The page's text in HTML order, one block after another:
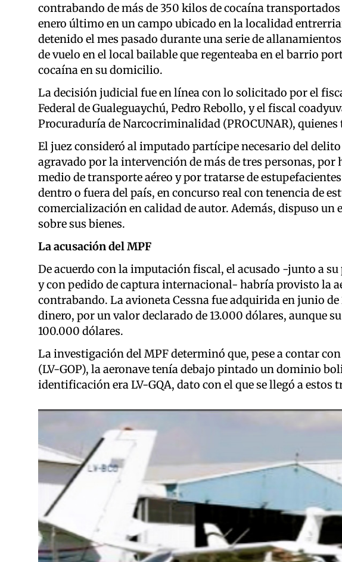
contrabando de más de 350 kilos de cocaína
enero último en un campo ubicado en la localidad
detenido el mes pasado durante una serie de
de vuelo en el local bailable que regenteaba en el barrio
cocaína en su domicilio.
La decisión judicial fue en línea con lo solicitado por el
Federal de Gualeguaychú, Pedro Rebollo, y el fiscal
Procuraduría de Narcocriminalidad (PROCUNAR),
El juez consideró al imputado partícipe necesario del
agravado por la intervención de más de tres personas,
medio de transporte aéreo y por tratarse de
dentro o fuera del país, en concurso real con tenencia de
comercialización en calidad de autor. Además, dispuso un
sobre sus bienes.
La acusación del MPF
De acuerdo con la imputación fiscal, el acusado -junto a
y con pedido de captura internacional- habría provisto la
contrabando. La avioneta Cessna fue adquirida en junio
dinero, por un valor declarado de 13.000 dólares, aunque
100.000 dólares.
La investigación del MPF determinó que, pese a contar
(LV-GOP), la aeronave tenía debajo pintado un dominio
identificación era LV-GQA, dato con el que se llegó a estos